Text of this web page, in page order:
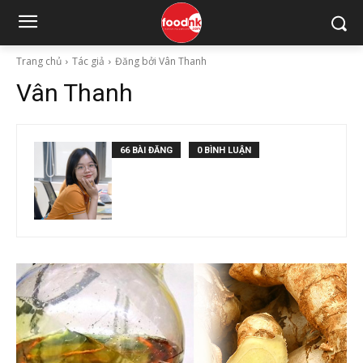
Trang chủ Tác giả Đăng bởi Vân Thanh
Vân Thanh
66 BÀI ĐĂNG 0 BÌNH LUẬN